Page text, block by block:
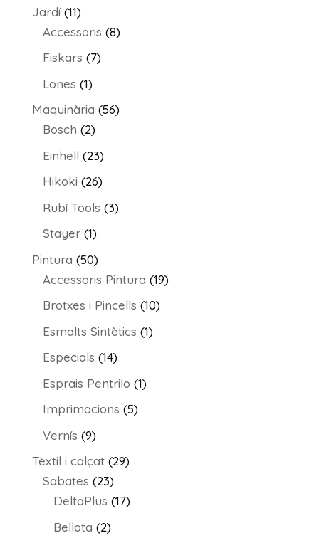
Jardí 1111
productes
Accessoris 88
Fiskars 77
Lones 11
producte
Maquinària 5656
Bosch 22
productes
Einhell 2323
productes
Hikoki 2626
productes
Rubí Tools 33
Stayer 11
producte
Pintura 5050
productes
Accessoris Pintura 1919
Brotxes i Pincells 1010
Esmalts Sintètics 11
Especials 1414
productes
Esprais Pentrilo 11
Imprimacions 55
Vernís 99
productes
Tèxtil i calçat 2929
Sabates 2323
productes
DeltaPlus 1717
Bellota 22